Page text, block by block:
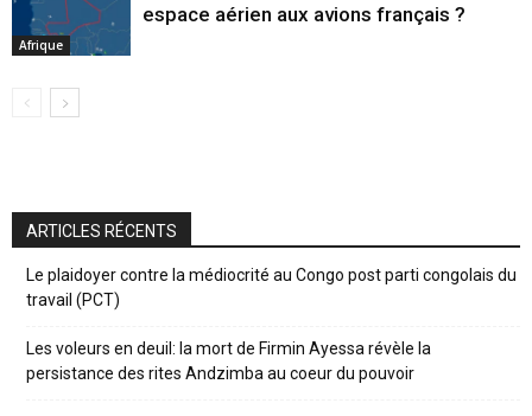
Afrique
espace aérien aux avions français ?
ARTICLES RÉCENTS
Le plaidoyer contre la médiocrité au Congo post parti congolais du
travail (PCT)
Les voleurs en deuil: la mort de Firmin Ayessa révèle la
persistance des rites Andzimba au coeur du pouvoir